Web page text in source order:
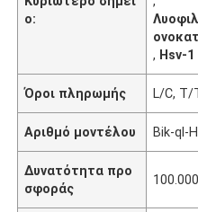
ο:
, Hsv-1
Όροι πληρωμής L/C, T/
Αριθμό μοντέλου Bik-ql-
Δυνατότητα προ
σφοράς